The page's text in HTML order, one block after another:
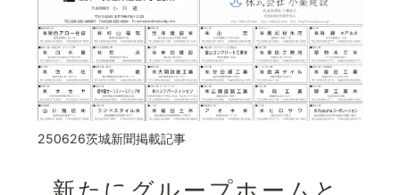
250626茨城新聞掲載記事